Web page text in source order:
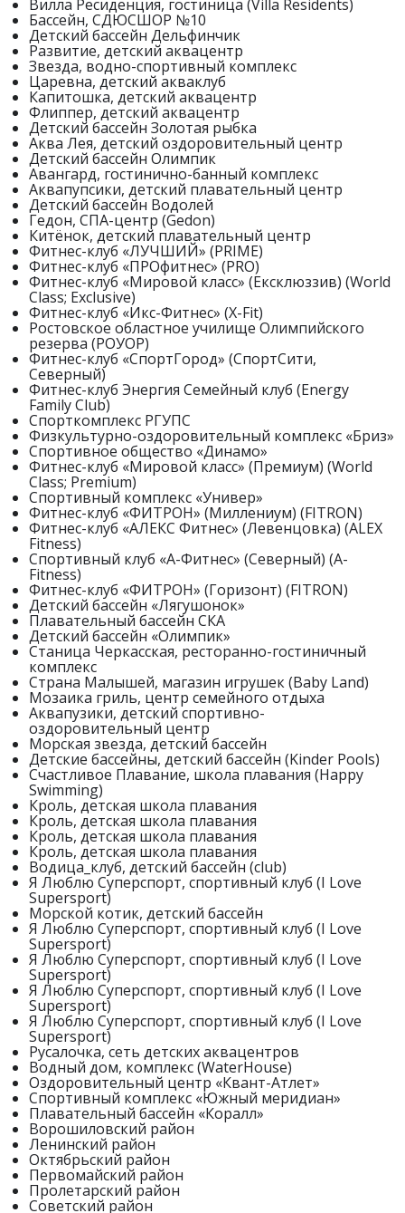
Вилла Ресиденция, гостиница (Villa Residents)
Бассейн, СДЮСШОР №10
Детский бассейн Дельфинчик
Развитие, детский аквацентр
Звезда, водно-спортивный комплекс
Царевна, детский акваклуб
Капитошка, детский аквацентр
Флиппер, детский аквацентр
Детский бассейн Золотая рыбка
Аква Лея, детский оздоровительный центр
Детский бассейн Олимпик
Авангард, гостинично-банный комплекс
Аквапупсики, детский плавательный центр
Детский бассейн Водолей
Гедон, СПА-центр (Gedon)
Китёнок, детский плавательный центр
Фитнес-клуб «ЛУЧШИЙ» (PRIME)
Фитнес-клуб «ПРОфитнес» (PRO)
Фитнес-клуб «Мировой класс» (Ексклюззив) (World
Class; Exclusive)
Фитнес-клуб «Икс-Фитнес» (X-Fit)
Ростовское областное училище Олимпийского
резерва (РОУОР)
Фитнес-клуб «СпортГород» (СпортСити,
Северный)
Фитнес-клуб Энергия Семейный клуб (Energy
Family Club)
Спорткомплекс РГУПС
Физкультурно-оздоровительный комплекс «Бриз»
Спортивное общество «Динамо»
Фитнес-клуб «Мировой класс» (Премиум) (World
Class; Premium)
Спортивный комплекс «Универ»
Фитнес-клуб «ФИТРОН» (Миллениум) (FITRON)
Фитнес-клуб «АЛЕКС Фитнес» (Левенцовка) (ALEX
Fitness)
Спортивный клуб «А-Фитнес» (Северный) (A-
Fitness)
Фитнес-клуб «ФИТРОН» (Горизонт) (FITRON)
Детский бассейн «Лягушонок»
Плавательный бассейн СКА
Детский бассейн «Олимпик»
Станица Черкасская, ресторанно-гостиничный
комплекс
Страна Малышей, магазин игрушек (Baby Land)
Мозаика гриль, центр семейного отдыха
Аквапузики, детский спортивно-
оздоровительный центр
Морская звезда, детский бассейн
Детские бассейны, детский бассейн (Kinder Pools)
Счастливое Плавание, школа плавания (Happy
Swimming)
Кроль, детская школа плавания
Кроль, детская школа плавания
Кроль, детская школа плавания
Кроль, детская школа плавания
Водица_клуб, детский бассейн (club)
Я Люблю Суперспорт, спортивный клуб (I Love
Supersport)
Морской котик, детский бассейн
Я Люблю Суперспорт, спортивный клуб (I Love
Supersport)
Я Люблю Суперспорт, спортивный клуб (I Love
Supersport)
Я Люблю Суперспорт, спортивный клуб (I Love
Supersport)
Я Люблю Суперспорт, спортивный клуб (I Love
Supersport)
Русалочка, сеть детских аквацентров
Водный дом, комплекс (WaterHouse)
Оздоровительный центр «Квант-Атлет»
Спортивный комплекс «Южный меридиан»
Плавательный бассейн «Коралл»
Ворошиловский район
Ленинский район
Октябрьский район
Первомайский район
Пролетарский район
Советский район